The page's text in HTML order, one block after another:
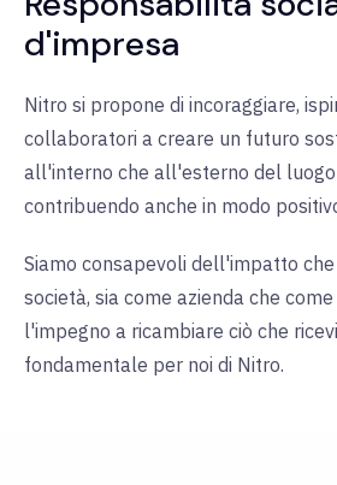
d'impresa
Nitro si propone di incoraggiare,
collaboratori a creare un futuro
all'interno che all'esterno del luogo
contribuendo anche in modo
Siamo consapevoli dell'impatto
società, sia come azienda che come
l'impegno a ricambiare ciò che
fondamentale per noi di Nitro.